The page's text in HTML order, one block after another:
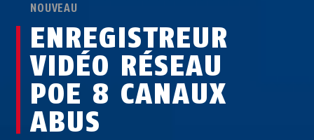
NOUVEAU
ENREGISTREUR
VIDÉO RÉSEAU
POE 8 CANAUX
ABUS